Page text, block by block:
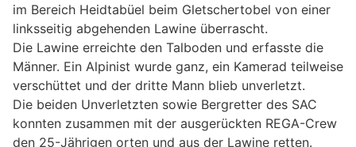
im Bereich Heidtabüel beim Gletschertobel von einer
linksseitig abgehenden Lawine überrascht.
Die Lawine erreichte den Talboden und erfasste die
Männer. Ein Alpinist wurde ganz, ein Kamerad teilweise
verschüttet und der dritte Mann blieb unverletzt.
Die beiden Unverletzten sowie Bergretter des SAC
konnten zusammen mit der ausgerückten REGA-Crew
den 25-Jährigen orten und aus der Lawine retten.